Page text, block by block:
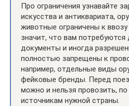
Про ограничения узнавайте
искусства и антиквариата,
животные ограничены к
значит, что вам потребуются
документы и иногда
полностью запрещены к
например, отдельные виды
фейковые бренды. Перед
можно и нельзя провозить,
источникам нужной страны.